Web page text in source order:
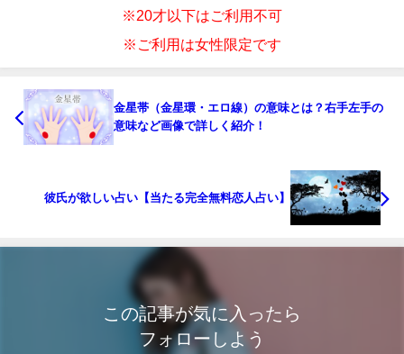
※20才以下はご利用不可
※ご利用は女性限定です
金星帯（金星環・エロ線）の意味とは？右手左手の
意味など画像で詳しく紹介！
彼氏が欲しい占い【当たる完全無料恋人占い】
この記事が気に入ったら
フォローしよう